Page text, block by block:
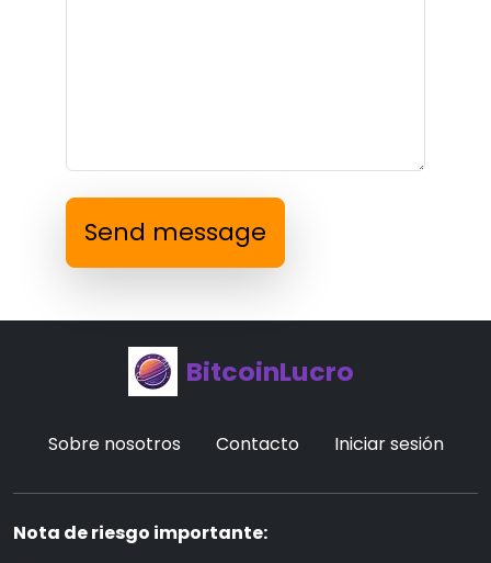
Send message
BitcoinLucro
Sobre nosotros Contacto Iniciar sesión
Nota de riesgo importante: